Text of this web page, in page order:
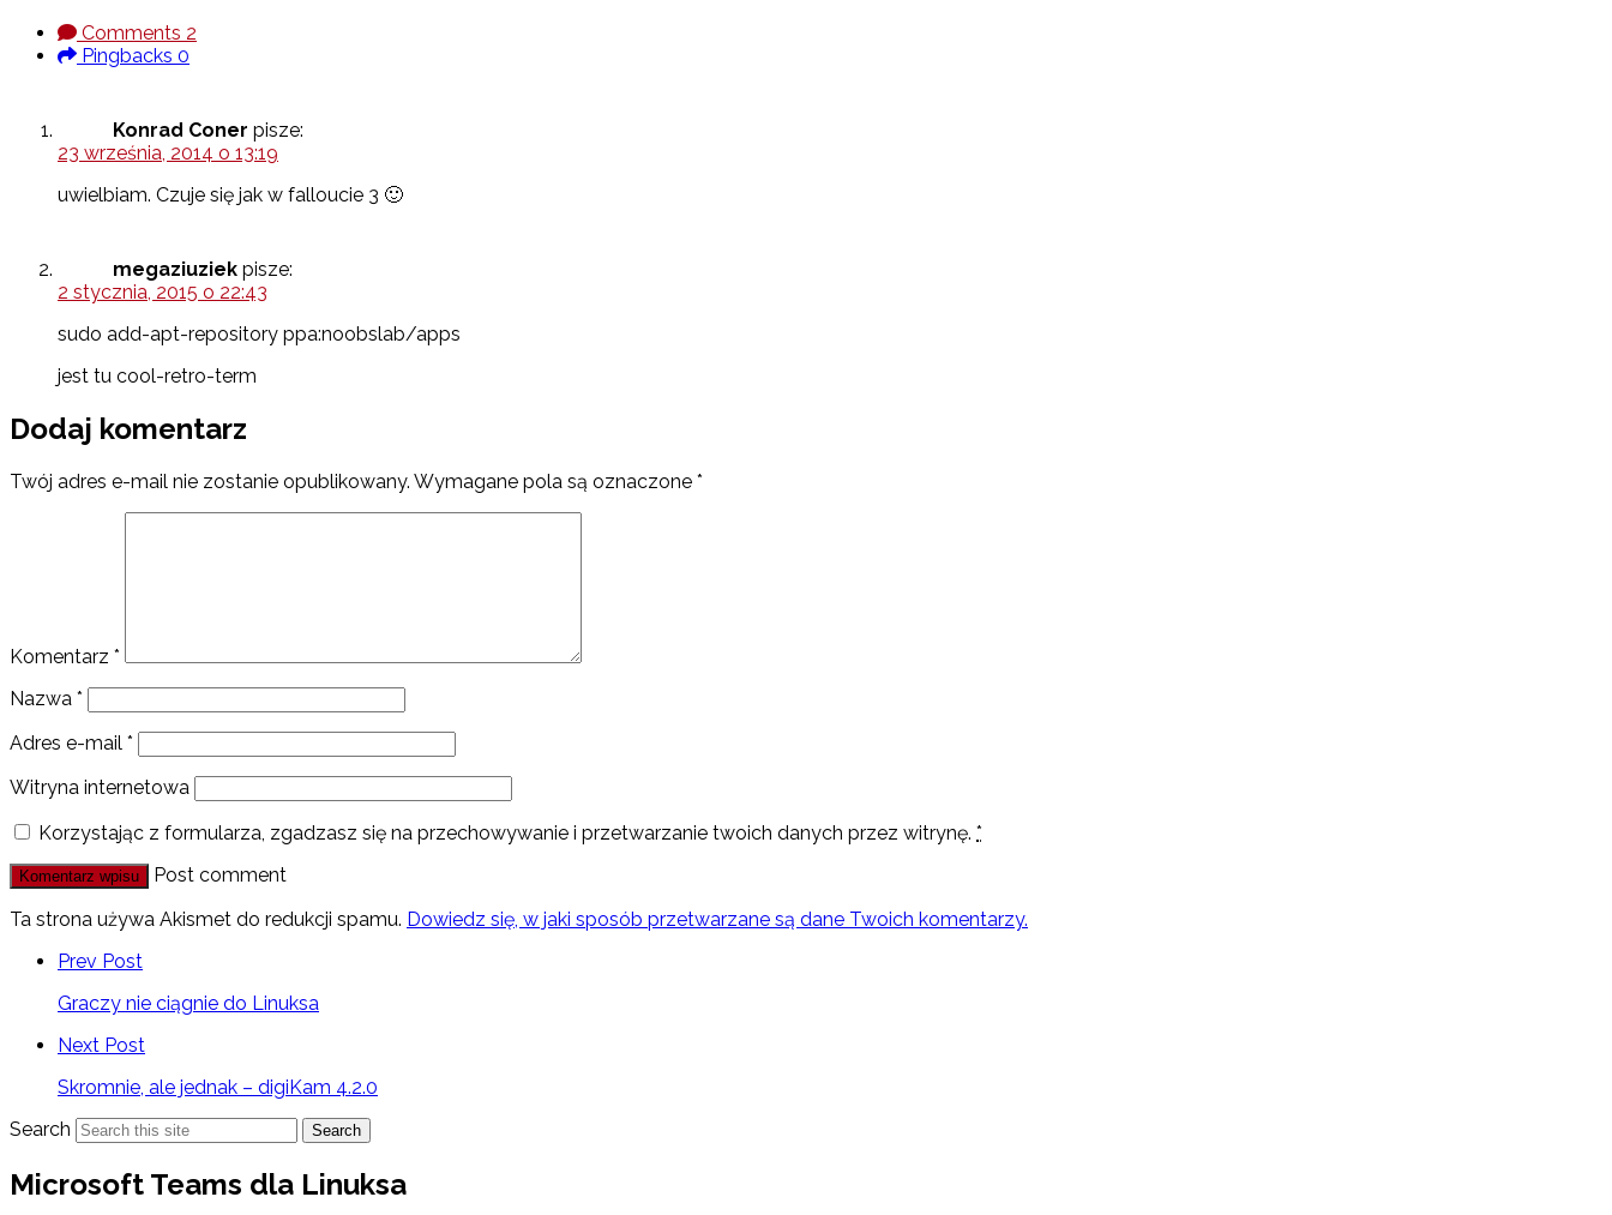
Comments 2
Pingbacks 0
Konrad Coner pisze:
23 września, 2014 o 13:19
uwielbiam. Czuje się jak w falloucie 3 🙂
megaziuziek pisze:
2 stycznia, 2015 o 22:43
sudo add-apt-repository ppa:noobslab/apps
jest tu cool-retro-term
Dodaj komentarz
Twój adres e-mail nie zostanie opublikowany. Wymagane pola są oznaczone *
Komentarz *
Nazwa *
Adres e-mail *
Witryna internetowa
Korzystając z formularza, zgadzasz się na przechowywanie i przetwarzanie twoich danych przez witrynę. *
Post comment
Ta strona używa Akismet do redukcji spamu. Dowiedz się, w jaki sposób przetwarzane są dane Twoich komentarzy.
Prev Post
Graczy nie ciągnie do Linuksa
Next Post
Skromnie, ale jednak – digiKam 4.2.0
Search
Search
Microsoft Teams dla Linuksa